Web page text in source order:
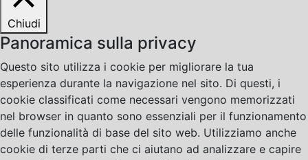
Chiudi
Panoramica sulla privacy
Questo sito utilizza i cookie per migliorare la tua
esperienza durante la navigazione nel sito. Di questi, i
cookie classificati come necessari vengono memorizzati
nel browser in quanto sono essenziali per il funzionamento
delle funzionalità di base del sito web. Utilizziamo anche
cookie di terze parti che ci aiutano ad analizzare e capire